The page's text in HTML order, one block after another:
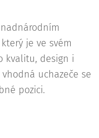
je ve svém
kvalitu, design i
uchazeče se
pozici.